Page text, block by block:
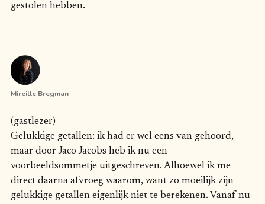
gestolen hebben.
Mireille Bregman
(gastlezer)
Gelukkige getallen: ik had er wel eens van gehoord,
maar door Jaco Jacobs heb ik nu een
voorbeeldsommetje uitgeschreven. Alhoewel ik me
direct daarna afvroeg waarom, want zo moeilijk zijn
gelukkige getallen eigenlijk niet te berekenen. Vanaf nu